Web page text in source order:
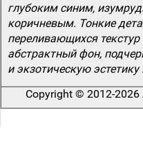
глубоким синим,
коричневым. Тонкие
переливающихся
абстрактный фон,
и экзотическую
Copyright © 2012-2026